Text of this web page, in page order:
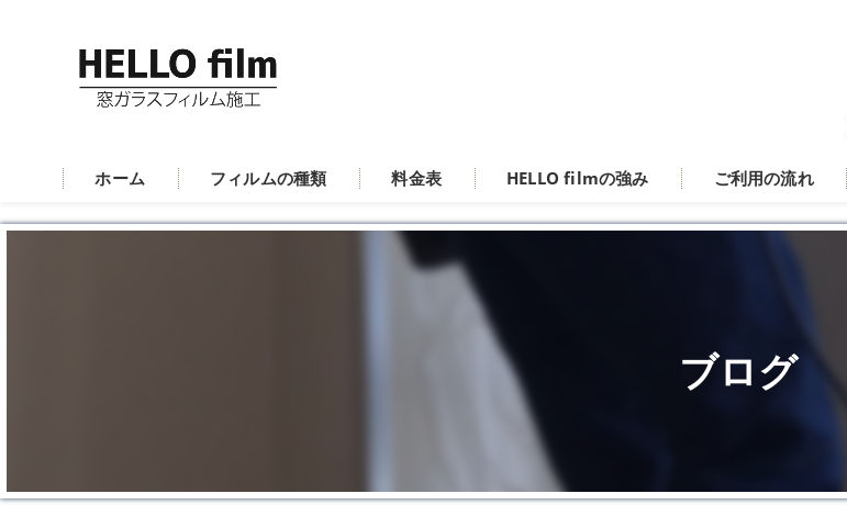
ホーム フィルムの種類 料金表 HELLO filmの強み ご利用の流れ
ブログ